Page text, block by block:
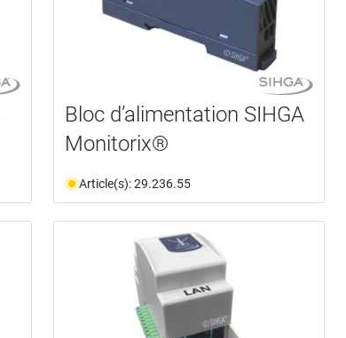
Bloc d’alimentation SIHGA
Monitorix®
Article(s): 29.236.55